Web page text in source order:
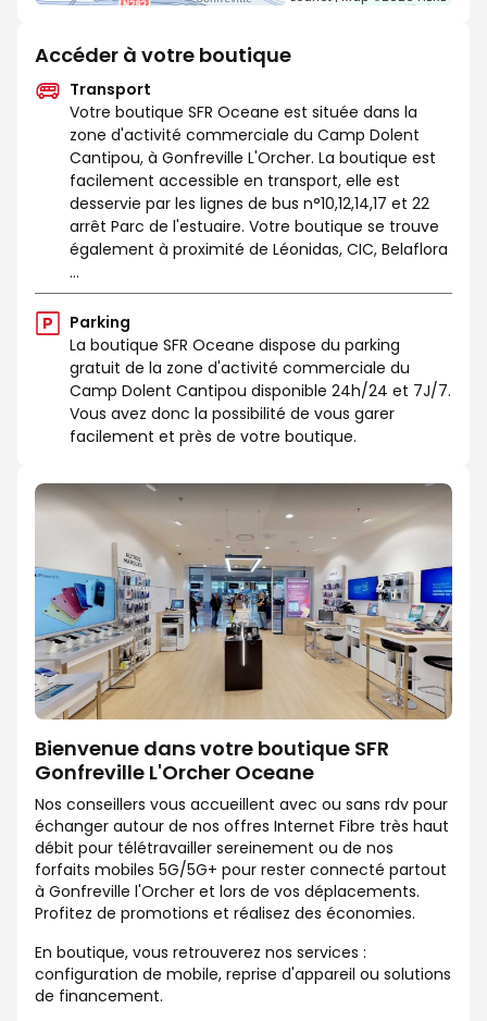
Accéder à votre boutique
Transport
Votre boutique SFR Oceane est située dans la
zone d'activité commerciale du Camp Dolent
Cantipou, à Gonfreville L'Orcher. La boutique est
facilement accessible en transport, elle est
desservie par les lignes de bus n°10,12,14,17 et 22
arrêt Parc de l'estuaire. Votre boutique se trouve
également à proximité de Léonidas, CIC, Belaflora
...
Parking
La boutique SFR Oceane dispose du parking
gratuit de la zone d'activité commerciale du
Camp Dolent Cantipou disponible 24h/24 et 7J/7.
Vous avez donc la possibilité de vous garer
facilement et près de votre boutique.
Bienvenue dans votre boutique SFR
Gonfreville L'Orcher Oceane
Nos conseillers vous accueillent avec ou sans rdv pour
échanger autour de nos offres Internet Fibre très haut
débit pour télétravailler sereinement ou de nos
forfaits mobiles 5G/5G+ pour rester connecté partout
à Gonfreville l'Orcher et lors de vos déplacements.
Profitez de promotions et réalisez des économies.
En boutique, vous retrouverez nos services :
configuration de mobile, reprise d'appareil ou solutions
de financement.